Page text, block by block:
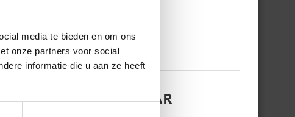
media te bieden en om ons
onze partners voor social
informatie die u aan ze heeft
MET HAAR